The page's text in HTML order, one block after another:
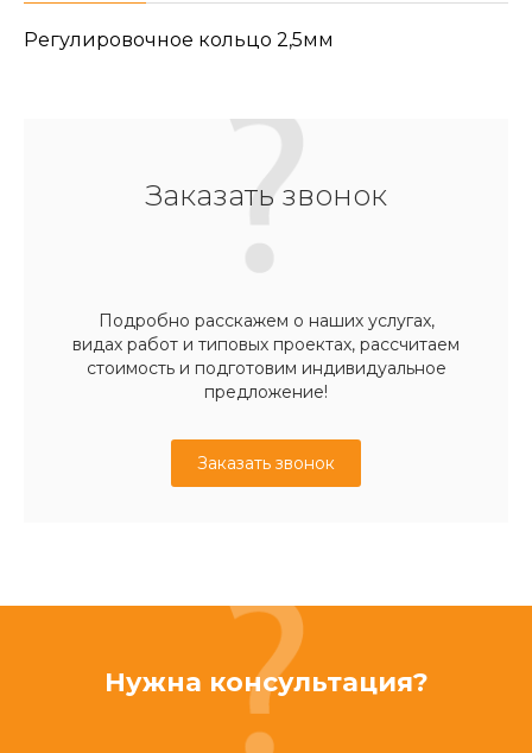
Регулировочное кольцо 2,5мм
Заказать звонок
Подробно расскажем о наших услугах,
видах работ и типовых проектах, рассчитаем
стоимость и подготовим индивидуальное
предложение!
Заказать звонок
Нужна консультация?